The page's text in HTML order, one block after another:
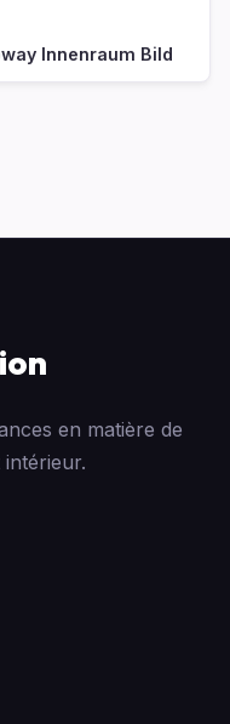
Innenraum Bild
en matière de